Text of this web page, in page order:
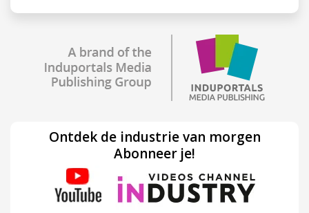
Ontdek de industrie van morgen
Abonneer je!